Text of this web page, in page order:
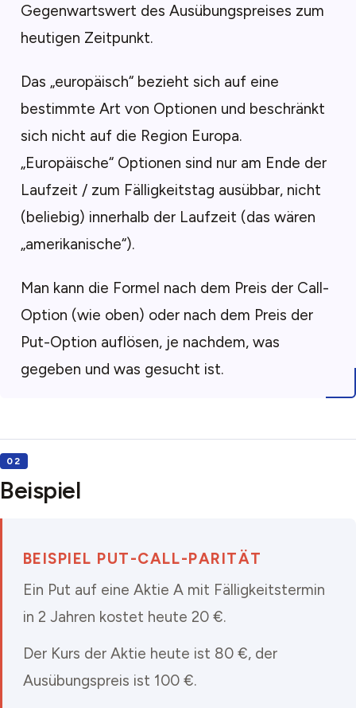
Gegenwartswert des Ausübungspreises zum
heutigen Zeitpunkt.
Das „europäisch“ bezieht sich auf eine
bestimmte Art von Optionen und beschränkt
sich nicht auf die Region Europa.
„Europäische“ Optionen sind nur am Ende der
Laufzeit / zum Fälligkeitstag ausübbar, nicht
(beliebig) innerhalb der Laufzeit (das wären
„amerikanische“).
Man kann die Formel nach dem Preis der Call-
Option (wie oben) oder nach dem Preis der
Put-Option auflösen, je nachdem, was
gegeben und was gesucht ist.
Beispiel
BEISPIEL PUT-CALL-PARITÄT
Ein Put auf eine Aktie A mit Fälligkeitstermin
in 2 Jahren kostet heute 20 €.
Der Kurs der Aktie heute ist 80 €, der
Ausübungspreis ist 100 €.